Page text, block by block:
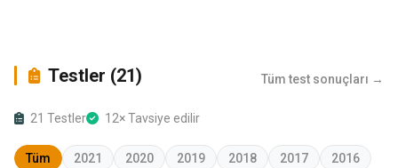
Testler (21) Tüm test sonuçları →
21 Testler 12× Tavsiye edilir
Tüm 2021 2020 2019 2018 2017 2016